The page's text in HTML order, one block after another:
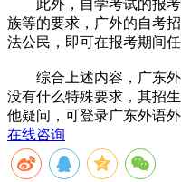
此外，自学考试的报考
族等的要求，广外的自考
法公民，即可在报考期间任
综合上述内容，广东外
没有什么特殊要求，其招
他疑问，可登录广东外语
在线咨询